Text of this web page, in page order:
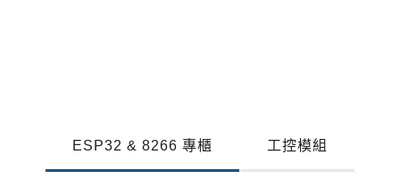
ESP32 & 8266 專櫃 工控模組